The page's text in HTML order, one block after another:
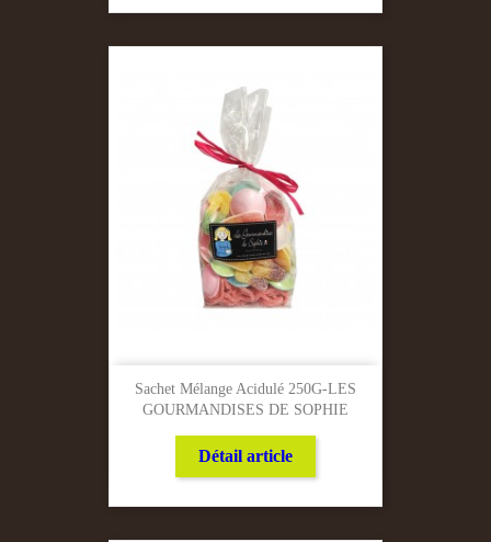
Sachet Mélange Acidulé 250G-LES
GOURMANDISES DE SOPHIE
Détail article